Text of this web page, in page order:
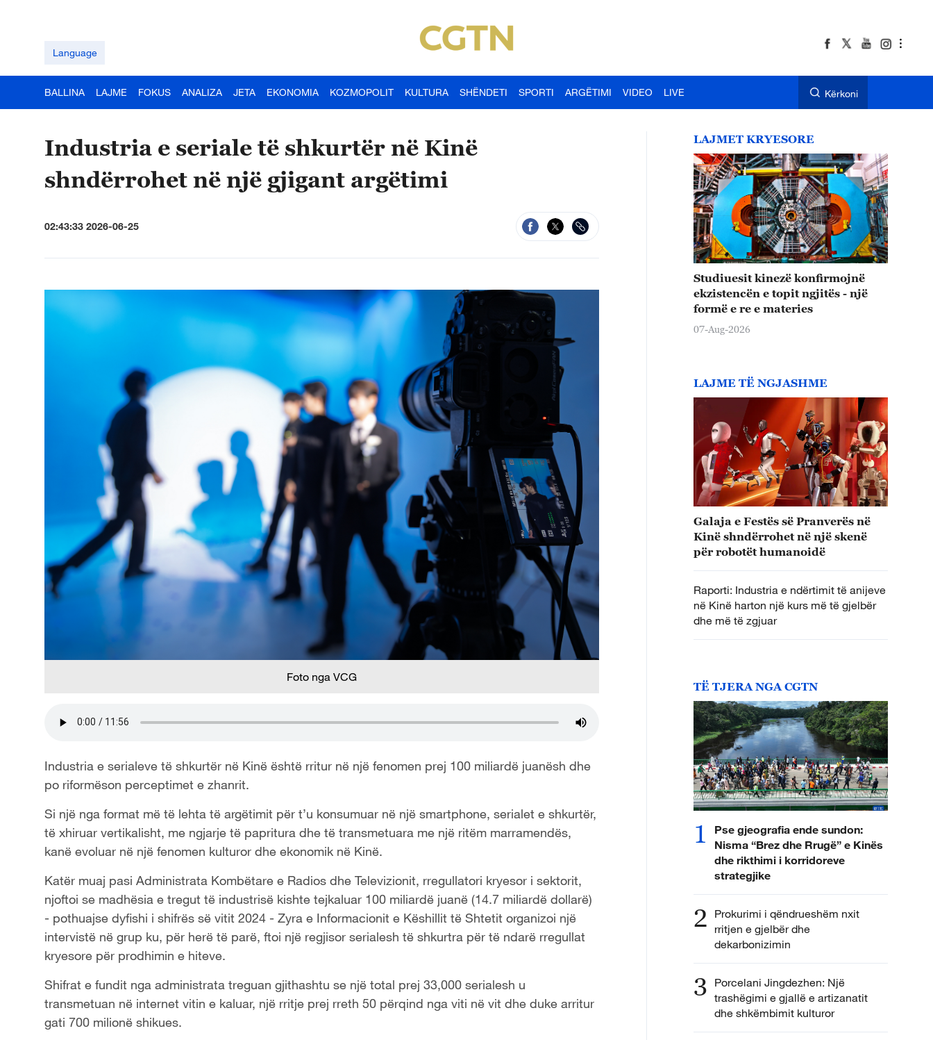
Language
BALLINA LAJME FOKUS ANALIZA JETA EKONOMIA KOZMOPOLIT KULTURA SHËNDETI SPORTI ARGËTIMI VIDEO LIVE Kërkoni
Industria e seriale të shkurtër në Kinë
shndërrohet në një gjigant argëtimi
02:43:33 2026-06-25
Foto nga VCG
Industria e serialeve të shkurtër në Kinë është rritur në një fenomen prej 100 miliardë juanësh dhe
po riformëson perceptimet e zhanrit.
Si një nga format më të lehta të argëtimit për t’u konsumuar në një smartphone, serialet e shkurtër,
të xhiruar vertikalisht, me ngjarje të papritura dhe të transmetuara me një ritëm marramendës,
kanë evoluar në një fenomen kulturor dhe ekonomik në Kinë.
Katër muaj pasi Administrata Kombëtare e Radios dhe Televizionit, rregullatori kryesor i sektorit,
njoftoi se madhësia e tregut të industrisë kishte tejkaluar 100 miliardë juanë (14.7 miliardë dollarë)
- pothuajse dyfishi i shifrës së vitit 2024 - Zyra e Informacionit e Këshillit të Shtetit organizoi një
intervistë në grup ku, për herë të parë, ftoi një regjisor serialesh të shkurtra për të ndarë rregullat
kryesore për prodhimin e hiteve.
Shifrat e fundit nga administrata treguan gjithashtu se një total prej 33,000 serialesh u
transmetuan në internet vitin e kaluar, një rritje prej rreth 50 përqind nga viti në vit dhe duke arritur
gati 700 milionë shikues.
LAJMET KRYESORE
Studiuesit kinezë konfirmojnë
ekzistencën e topit ngjitës - një
formë e re e materies
07-Aug-2026
LAJME TË NGJASHME
Galaja e Festës së Pranverës në
Kinë shndërrohet në një skenë
për robotët humanoidë
Raporti: Industria e ndërtimit të anijeve
në Kinë harton një kurs më të gjelbër
dhe më të zgjuar
TË TJERA NGA CGTN
1
Pse gjeografia ende sundon:
Nisma “Brez dhe Rrugë” e Kinës
dhe rikthimi i korridoreve
strategjike
2 Prokurimi i qëndrueshëm nxit
rritjen e gjelbër dhe
dekarbonizimin
3 Porcelani Jingdezhen: Një
trashëgimi e gjallë e artizanatit
dhe shkëmbimit kulturor